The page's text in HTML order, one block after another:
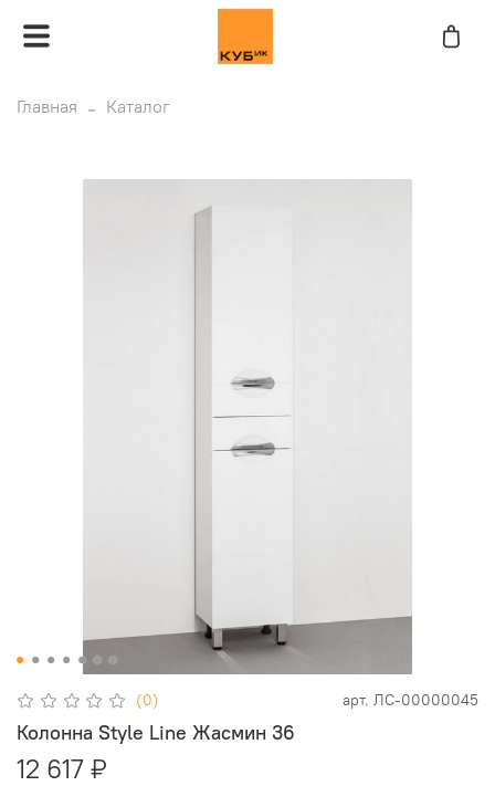
Главная Каталог
(0) арт. ЛС-00000045
Колонна Style Line Жасмин 36
12 617 ₽